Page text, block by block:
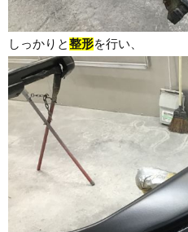
しっかりと整形を行い、